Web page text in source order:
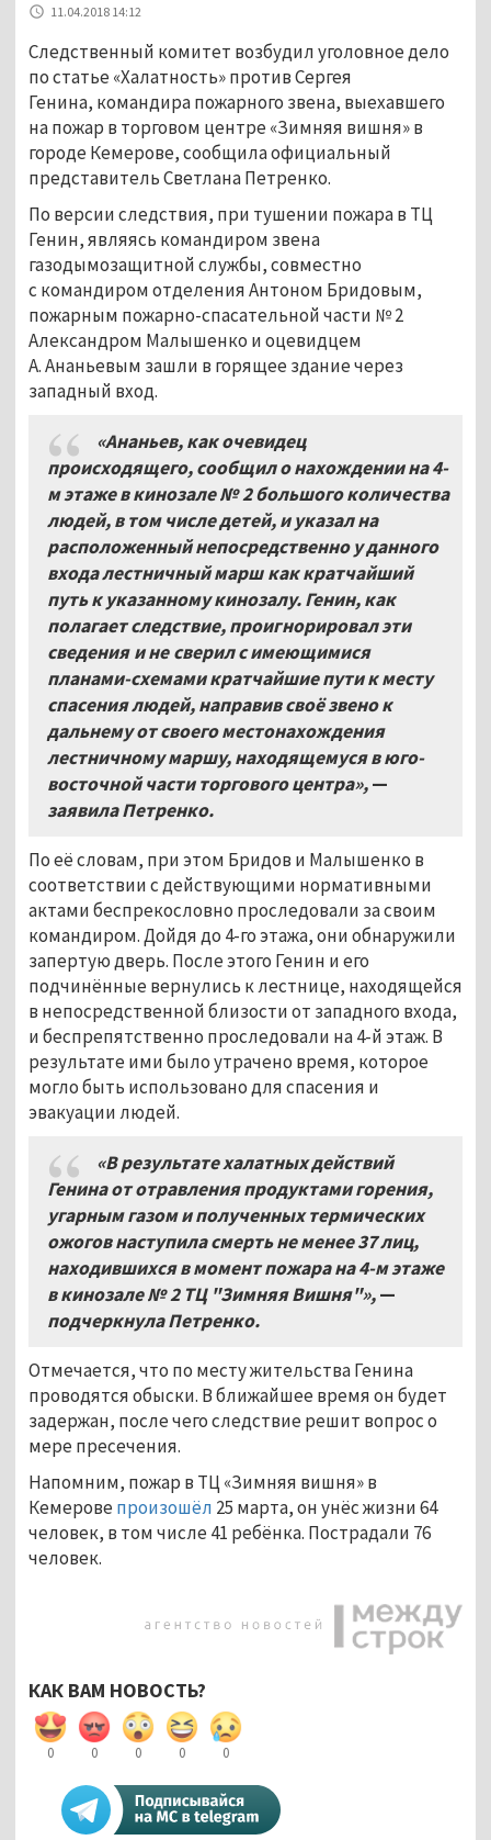
11.04.2018 14:12
Следственный комитет возбудил уголовное дело
по статье «Халатность» против Сергея
Генина, командира пожарного звена, выехавшего
на пожар в торговом центре «Зимняя вишня» в
городе Кемерове, сообщила официальный
представитель Светлана Петренко.
По версии следствия, при тушении пожара в ТЦ
Генин, являясь командиром звена
газодымозащитной службы, совместно
с командиром отделения Антоном Бридовым,
пожарным пожарно-спасательной части № 2
Александром Малышенко и оцевидцем
А. Ананьевым зашли в горящее здание через
западный вход.
«Ананьев, как очевидец
происходящего, сообщил о нахождении на 4-
м этаже в кинозале №2 большого количества
людей, в том числе детей, и указал на
расположенный непосредственно у данного
входа лестничный марш как кратчайший
путь к указанному кинозалу. Генин, как
полагает следствие, проигнорировал эти
сведения и не сверил с имеющимися
планами-схемами кратчайшие пути к месту
спасения людей, направив своё звено к
дальнему от своего местонахождения
лестничному маршу, находящемуся в юго-
восточной части торгового центра»,—
заявила Петренко.
По её словам, при этом Бридов и Малышенко в
соответствии с действующими нормативными
актами беспрекословно проследовали за своим
командиром. Дойдя до 4-го этажа, они обнаружили
запертую дверь. После этого Генин и его
подчинённые вернулись к лестнице, находящейся
в непосредственной близости от западного входа,
и беспрепятственно проследовали на 4-й этаж. В
результате ими было утрачено время, которое
могло быть использовано для спасения и
эвакуации людей.
«В результате халатных действий
Генина от отравления продуктами горения,
угарным газом и полученных термических
ожогов наступила смерть не менее 37 лиц,
находившихся в момент пожара на 4-м этаже
в кинозале №2 ТЦ "Зимняя Вишня"»,—
подчеркнула Петренко.
Отмечается, что по месту жительства Генина
проводятся обыски. В ближайшее время он будет
задержан, после чего следствие решит вопрос о
мере пресечения.
Напомним, пожар в ТЦ «Зимняя вишня» в
Кемерове произошёл 25 марта, он унёс жизни 64
человек, в том числе 41 ребёнка. Пострадали 76
человек.
КАК ВАМ НОВОСТЬ?
0 0 0 0 0